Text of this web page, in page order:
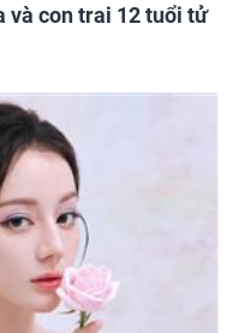
và con trai 12 tuổi tử